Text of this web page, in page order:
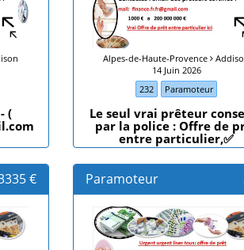
(
Alpes-de-Haute-Provence
14 Juin 2026
232
Paramoteur
Le seul vrai prêteur
par la police : Offre de
entre particulier,✅
€ Paramoteur